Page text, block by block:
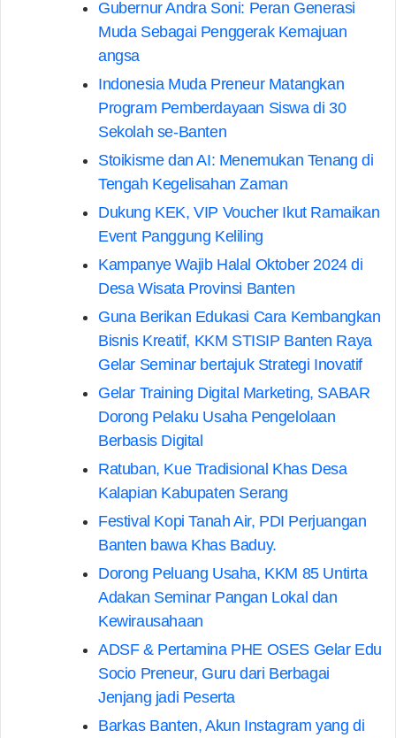
Gubernur Andra Soni: Peran Generasi
Muda Sebagai Penggerak Kemajuan
angsa
Indonesia Muda Preneur Matangkan
Program Pemberdayaan Siswa di 30
Sekolah se-Banten
Stoikisme dan AI: Menemukan Tenang di
Tengah Kegelisahan Zaman
Dukung KEK, VIP Voucher Ikut Ramaikan
Event Panggung Keliling
Kampanye Wajib Halal Oktober 2024 di
Desa Wisata Provinsi Banten
Guna Berikan Edukasi Cara Kembangkan
Bisnis Kreatif, KKM STISIP Banten Raya
Gelar Seminar bertajuk Strategi Inovatif
Gelar Training Digital Marketing, SABAR
Dorong Pelaku Usaha Pengelolaan
Berbasis Digital
Ratuban, Kue Tradisional Khas Desa
Kalapian Kabupaten Serang
Festival Kopi Tanah Air, PDI Perjuangan
Banten bawa Khas Baduy.
Dorong Peluang Usaha, KKM 85 Untirta
Adakan Seminar Pangan Lokal dan
Kewirausahaan
ADSF & Pertamina PHE OSES Gelar Edu
Socio Preneur, Guru dari Berbagai
Jenjang jadi Peserta
Barkas Banten, Akun Instagram yang di